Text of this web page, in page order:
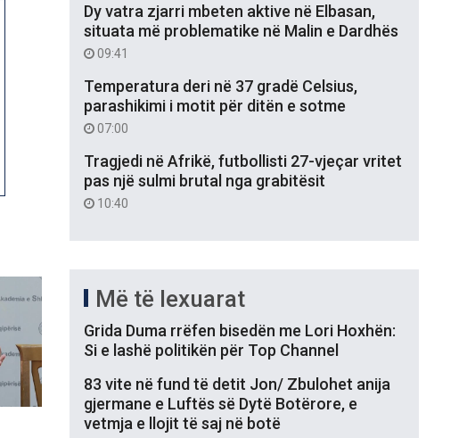
Dy vatra zjarri mbeten aktive në Elbasan,
situata më problematike në Malin e Dardhës
09:41
Temperatura deri në 37 gradë Celsius,
parashikimi i motit për ditën e sotme
07:00
Tragjedi në Afrikë, futbollisti 27-vjeçar vritet
pas një sulmi brutal nga grabitësit
10:40
Më të lexuarat
Grida Duma rrëfen bisedën me Lori Hoxhën:
Si e lashë politikën për Top Channel
83 vite në fund të detit Jon/ Zbulohet anija
gjermane e Luftës së Dytë Botërore, e
vetmja e llojit të saj në botë